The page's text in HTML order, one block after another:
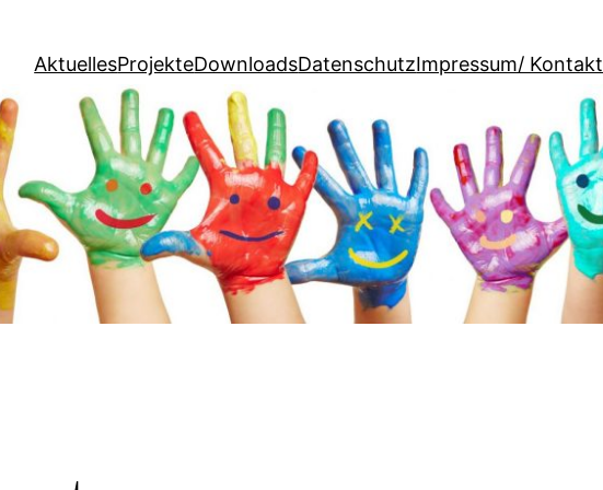
AktuellesProjekteDownloadsDatenschutzImpressum/ Kontakt